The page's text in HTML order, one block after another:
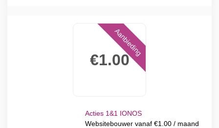
€1.00
Aanbieding
Acties 1&1 IONOS
Websitebouwer vanaf €1.00 / maand